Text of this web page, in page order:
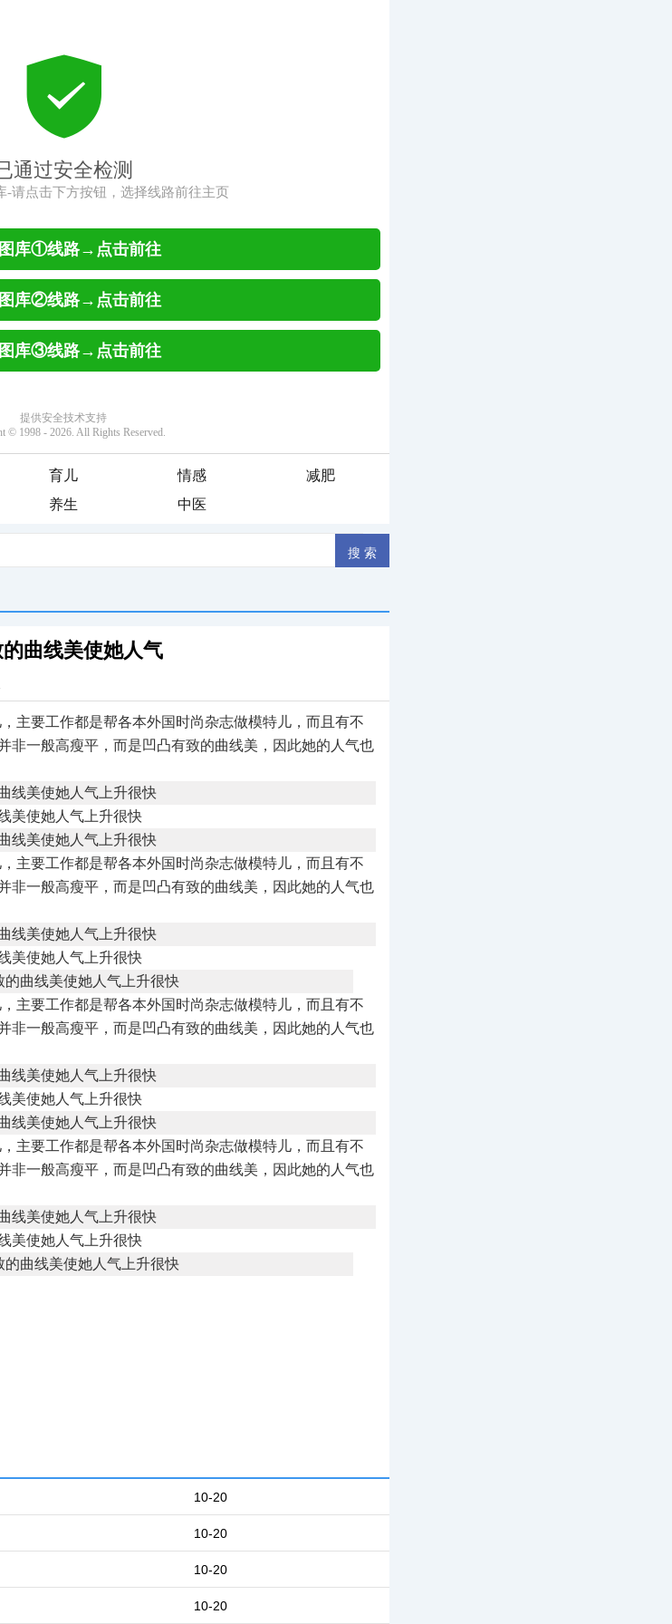
育儿 情感
减肥
养生 中医
曲线美使她人气
主要工作都是帮各本外国时尚杂志做模特儿，而且有不
非一般高瘦平，而是凹凸有致的曲线美，因此她的人气也
美使她人气上升很快
主要工作都是帮各本外国时尚杂志做模特儿，而且有不
非一般高瘦平，而是凹凸有致的曲线美，因此她的人气也
美使她人气上升很快
主要工作都是帮各本外国时尚杂志做模特儿，而且有不
非一般高瘦平，而是凹凸有致的曲线美，因此她的人气也
美使她人气上升很快
主要工作都是帮各本外国时尚杂志做模特儿，而且有不
非一般高瘦平，而是凹凸有致的曲线美，因此她的人气也
美使她人气上升很快
10-20
10-20
10-20
10-20